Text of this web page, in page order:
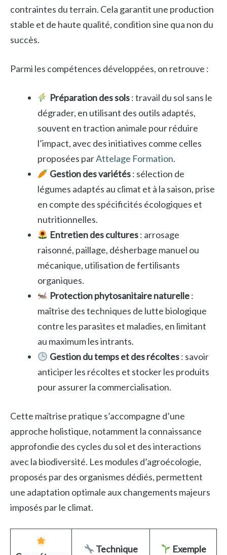
contraintes du terrain. Cela garantit une production
stable et de haute qualité, condition sine qua non du
succès.
Parmi les compétences développées, on retrouve :
Préparation des sols: travail du sol sans le
dégrader, en utilisant des outils adaptés,
souvent en traction animale pour réduire
l’impact, avec des initiatives comme celles
proposées parAttelage Formation.
Gestion des variétés: sélection de
légumes adaptés au climat et à la saison, prise
en compte des spécificités écologiques et
nutritionnelles.
Entretien des cultures: arrosage
raisonné, paillage, désherbage manuel ou
mécanique, utilisation de fertilisants
organiques.
Protection phytosanitaire naturelle:
maîtrise des techniques de lutte biologique
contre les parasites et maladies, en limitant
au maximum les intrants.
Gestion du temps et des récoltes: savoir
anticiper les récoltes et stocker les produits
pour assurer la commercialisation.
Cette maîtrise pratique s’accompagne d’une
approche holistique, notamment la connaissance
approfondie des cycles du sol et des interactions
avec la biodiversité. Les modules d’agroécologie,
proposés par des organismes dédiés, permettent
une adaptation optimale aux changements majeurs
imposés par le climat.
Technique
Exemple